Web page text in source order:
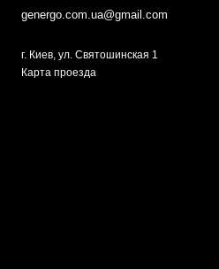
genergo.com.ua@gmail.com
г. Киев, ул. Святошинская 1
Карта проезда